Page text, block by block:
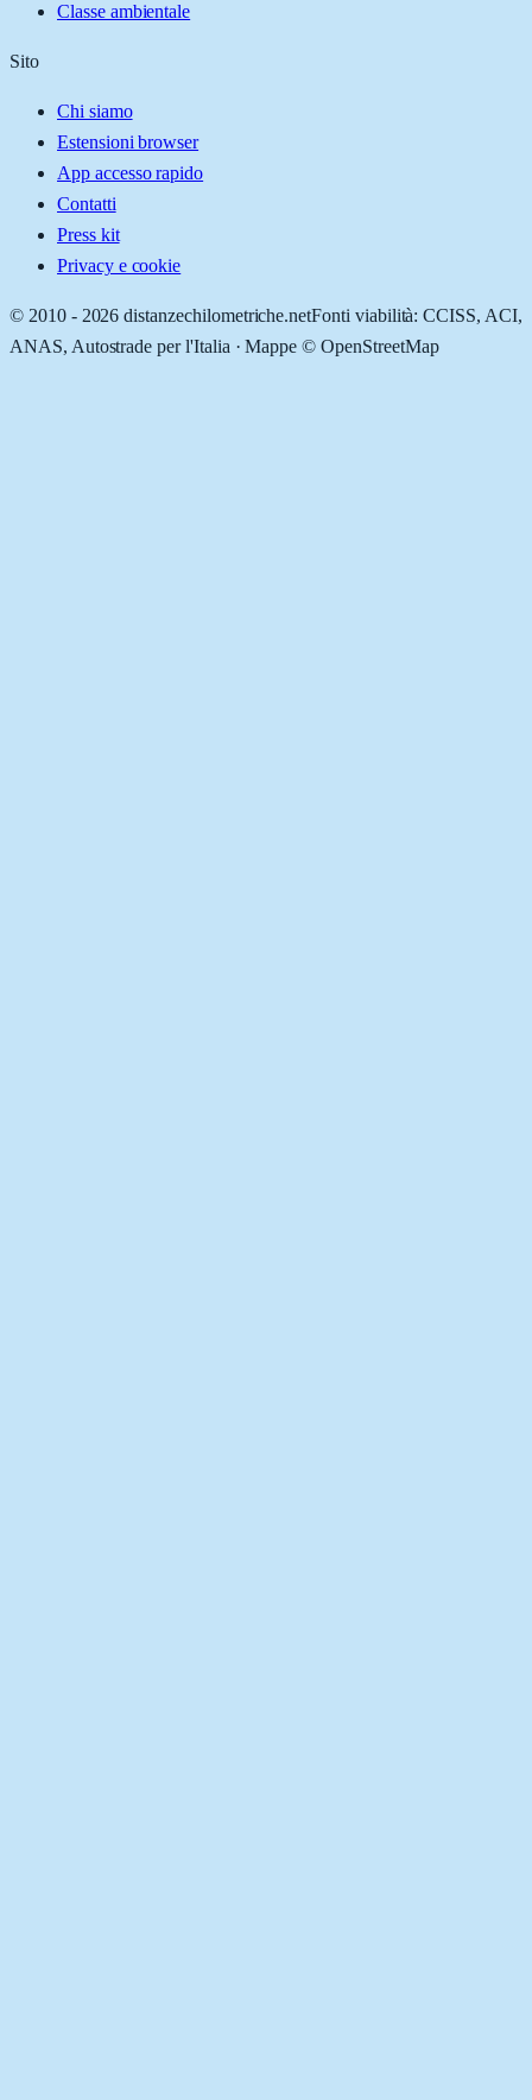
Classe ambientale
Sito
Chi siamo
Estensioni browser
App accesso rapido
Contatti
Press kit
Privacy e cookie
© 2010 - 2026 distanzechilometriche.netFonti viabilità: CCISS, ACI,
ANAS, Autostrade per l'Italia · Mappe © OpenStreetMap